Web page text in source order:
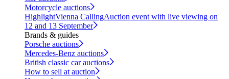
Motorcycle auctions
HighlightVienna CallingAuction event with live viewing on
12 and 13 September
Brands & guides
Porsche auctions
Mercedes-Benz auctions
British classic car auctions
How to sell at auction